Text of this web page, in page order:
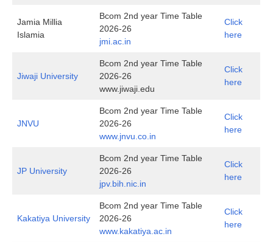
Jamia Millia
Islamia
Bcom 2nd year Time Table
2026-26
jmi.ac.in
Click
here
Jiwaji University
Bcom 2nd year Time Table
2026-26
www.jiwaji.edu
Click
here
JNVU
Bcom 2nd year Time Table
2026-26
www.jnvu.co.in
Click
here
JP University
Bcom 2nd year Time Table
2026-26
jpv.bih.nic.in
Click
here
Kakatiya University
Bcom 2nd year Time Table
2026-26
www.kakatiya.ac.in
Click
here